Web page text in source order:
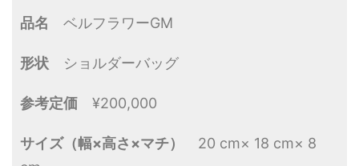
品名 ベルフラワーGM
形状 ショルダーバッグ
参考定価 ¥200,000
サイズ（幅×高さ×マチ）
20 cm× 18 cm× 8